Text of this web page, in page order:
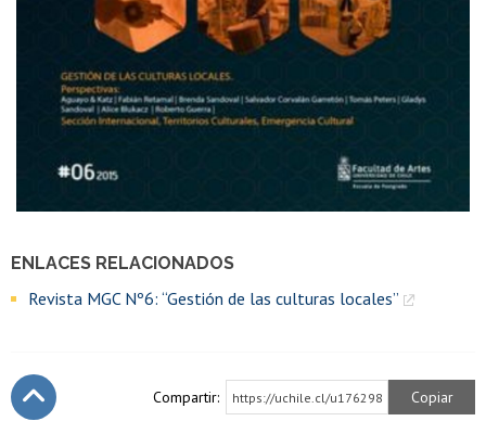
ENLACES RELACIONADOS
Revista MGC Nº6: “Gestión de las culturas locales”
Compartir: https://uchile.cl/u176298 Copiar